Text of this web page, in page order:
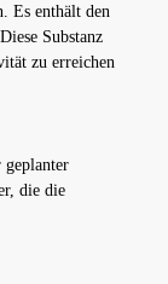
Es enthält den
Substanz
zu erreichen
geplanter
die die